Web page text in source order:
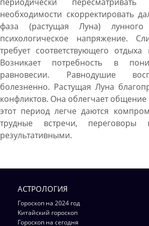
необходимости скорректировать
фаза (растущая Луна) лунного
психологическое напряжение.
требует соответствующего
Возникает потребность в
равновесии. Равнодушие
болезненно. Растущая Луна
конфликтов. Она облегчает
этот период легче даются
трудные встречи, переговоры
результативными.
АСТРОЛОГИЯ
Гороскоп на 2024 год
Китайский гороскоп
Гороскоп на сегодня